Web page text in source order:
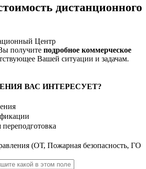
дистанционного
получите подробное коммерческое
Вашей ситуации и задачам.
ВАС ИНТЕРЕСУЕТ?
(ОТ, Пожарная безопасность, ГО